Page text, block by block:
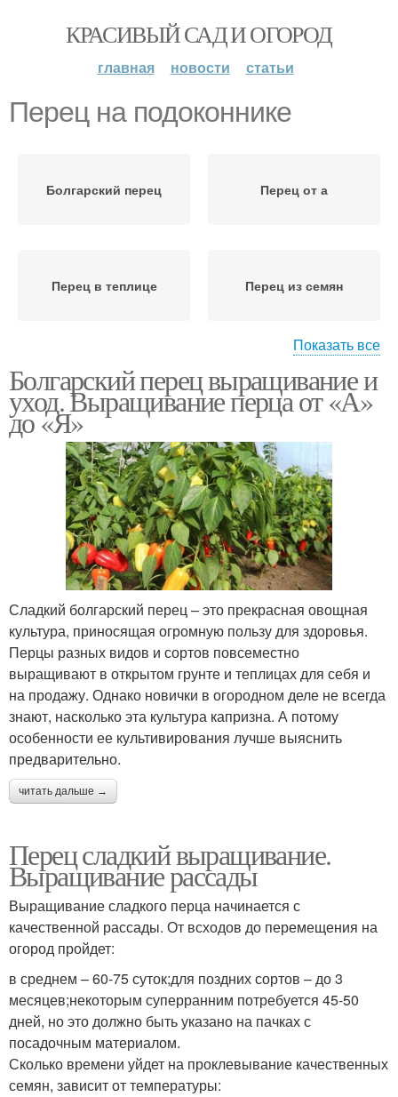
КРАСИВЫЙ САД И ОГОРОД
главная новости статьи
Перец на подоконнике
Болгарский перец Перец от а
Перец в теплице Перец из семян
Перец в открытом
грунте
грунт
Перец при посадке
Перец для
выращивания
Уход за перцем
Перец под
агроволокном
Агроволокно для перца Перец до весны
Перец на второй
Показать все
Болгарский перец выращивание и
уход. Выращивание перца от «А»
до «Я»
Сладкий болгарский перец – это прекрасная овощная
культура, приносящая огромную пользу для здоровья.
Перцы разных видов и сортов повсеместно
выращивают в открытом грунте и теплицах для себя и
на продажу. Однако новички в огородном деле не всегда
знают, насколько эта культура капризна. А потому
особенности ее культивирования лучше выяснить
предварительно.
читать дальше →
Перец сладкий выращивание.
Выращивание рассады
Выращивание сладкого перца начинается с
качественной рассады. От всходов до перемещения на
огород пройдет:
в среднем – 60-75 суток;для поздних сортов – до 3
месяцев;некоторым суперранним потребуется 45-50
дней, но это должно быть указано на пачках с
посадочным материалом.
Сколько времени уйдет на проклевывание качественных
семян, зависит от температуры: